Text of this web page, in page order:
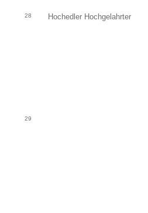
28 Hochedler Hochgelahrter
29